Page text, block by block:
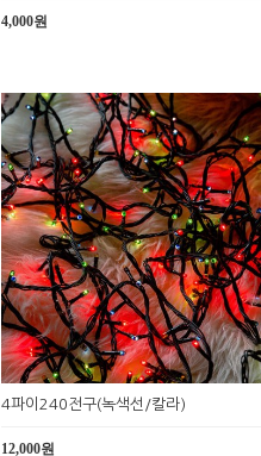
4,000원
4파이240전구(녹색선/칼라)
12,000원